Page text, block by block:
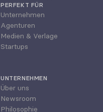
PERFEKT FÜR
Unternehmen
Agenturen
Medien & Verlage
Startups
UNTERNEHMEN
Über uns
Newsroom
Philosophie